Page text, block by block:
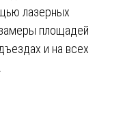
лазерных
площадей
и на всех